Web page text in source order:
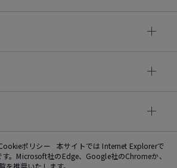
ポリシー
本サイトでは Internet Explorerで
。Microsoft社のEdge、Google社のChromeか、
推奨いたします。